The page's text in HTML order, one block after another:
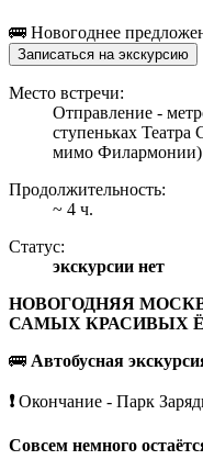
🚌 Новогоднее
Записаться на экскурсию
Место встречи:
Отправление -
ступеньках
мимо Филармонии)
Продолжительность:
~ 4 ч.
Статус:
экскурсии нет
НОВОГОДНЯЯ
САМЫХ КРАСИВЫХ
🚌 Автобусная
❗️Окончание - Парк
Совсем немного